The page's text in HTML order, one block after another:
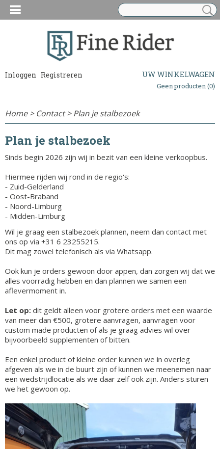
Inloggen Registreren UW WINKELWAGEN
Geen producten(0)
Home> Contact>Plan je stalbezoek
Plan je stalbezoek
Sinds begin 2026 zijn wij in bezit van een kleine verkoopbus.
Hiermee rijden wij rond in de regio's:
- Zuid-Gelderland
- Oost-Braband
- Noord-Limburg
- Midden-Limburg
Wil je graag een stalbezoek plannen, neem dan contact met
ons op via +31 6 23255215.
Dit mag zowel telefonisch als via Whatsapp.
Ook kun je orders gewoon door appen, dan zorgen wij dat we
alles voorradig hebben en dan plannen we samen een
aflevermoment in.
Let op: dit geldt alleen voor grotere orders met een waarde
van meer dan €500, grotere aanvragen, aanvragen voor
custom made producten of als je graag advies wil over
bijvoorbeeld supplementen of bitten.
Een enkel product of kleine order kunnen we in overleg
afgeven als we in de buurt zijn of kunnen we meenemen naar
een wedstrijdlocatie als we daar zelf ook zijn. Anders sturen
we het gewoon op.